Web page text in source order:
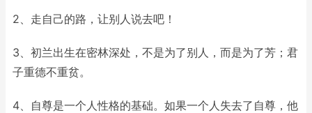
2、走自己的路，让别人说去吧！
3、初兰出生在密林深处，不是为了别人，而是为了芳；君
子重德不重贫。
4、自尊是一个人性格的基础。如果一个人失去了自尊，他